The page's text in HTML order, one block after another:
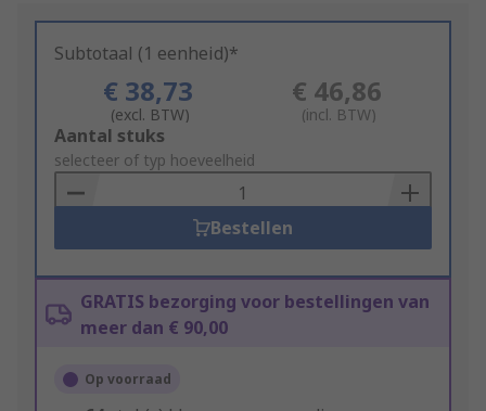
Subtotaal (1 eenheid)*
€ 38,73
(excl. BTW)
€ 46,86
(incl. BTW)
Add
to
Basket
Aantal stuks
selecteer of typ hoeveelheid
Bestellen
GRATIS bezorging voor bestellingen van
meer dan € 90,00
Op voorraad